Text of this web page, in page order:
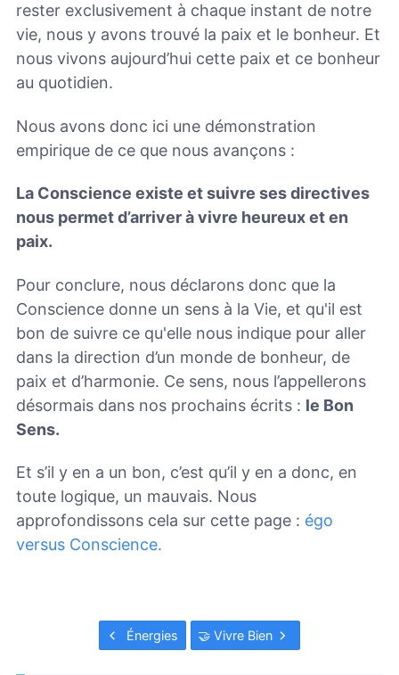
rester exclusivement à chaque instant de notre
vie, nous y avons trouvé la paix et le bonheur. Et
nous vivons aujourd’hui cette paix et ce bonheur
au quotidien.
Nous avons donc ici une démonstration
empirique de ce que nous avançons :
La Conscience existe et suivre ses directives
nous permet d’arriver à vivre heureux et en
paix.
Pour conclure, nous déclarons donc que la
Conscience donne un sens à la Vie, et qu'il est
bon de suivre ce qu'elle nous indique pour aller
dans la direction d’un monde de bonheur, de
paix et d’harmonie. Ce sens, nous l’appellerons
désormais dans nos prochains écrits : le Bon
Sens.
Et s’il y en a un bon, c’est qu’il y en a donc, en
toute logique, un mauvais. Nous
approfondissons cela sur cette page : égo
versus Conscience.
Énergies 🤝 Vivre Bien